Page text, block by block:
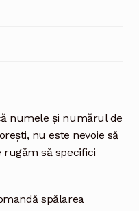
numele și numărul de
nu este nevoie să
rugăm să specifici
spălarea